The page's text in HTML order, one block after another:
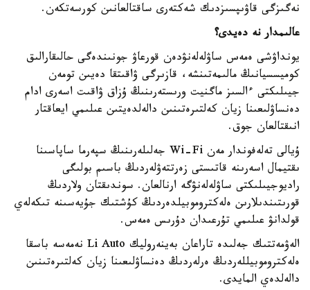
نەگىزگى قاۋىپسىزدىك شەكتەرى ساقتالعانىن كورسەتكەن.
عالىمدار نە دەيدى؟
يونداۋشى ەمەس ساۋلەلەنۋدەن قورعاۋ جونىندەگى حالىقارالىق
كوميسسيانىڭ مالىمەتىنشە، قازىرگى ۋاقىتقا دەيىن تومەن
جيىلىكتى ءالسىز ماگنيت ورىستەرىنىڭ ۇزاق ۋاقىت اسەرى ادام
دەنساۋلىعىنا زيان كەلتىرەتىنىن دالەلدەيتىن عىلىمي ايعاقتار
انىقتالعان جوق.
ۇيالى تەلەفوندار مەن Wi-Fi جەلىلەرىنىڭ سپەرما ساپاسىنا
ىقتيمال اسەرىنە قاتىستى زەرتتەۋلەردىڭ باسىم بولىگى
راديوجيىلىكتى ساۋلەلەنۋگە ارنالعان. سوندىقتان ولاردىڭ
قورىتىندىلارىن ەلەكتروموبيلدەردىڭ كۇشتىك جۇيەسىنە تىكەلەي
قولدانۋ عىلىمي تۇرعىدان دۇرىس ەمەس.
الەۋمەتتىك جەلىدە تاراعان بەينەروليك Li Auto نەمەسە باسقا
ەلەكتروموبيللەردىڭ ەرلەردىڭ دەنساۋلىعىنا زيان كەلتىرەتىنىن
دالەلدەي المايدى.